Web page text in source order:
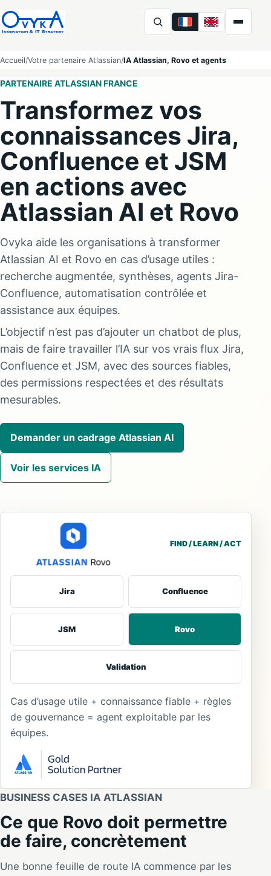
Ovyka FR EN
Accueil Votre partenaire Atlassian IA Atlassian, Rovo et agents
PARTENAIRE ATLASSIAN FRANCE
Transformez vos
connaissances Jira,
Confluence et JSM
en actions avec
Atlassian AI et Rovo
Ovyka aide les organisations à transformer
Atlassian AI et Rovo en cas d’usage utiles :
recherche augmentée, synthèses, agents Jira-
Confluence, automatisation contrôlée et
assistance aux équipes.
L’objectif n’est pas d’ajouter un chatbot de plus,
mais de faire travailler l’IA sur vos vrais flux Jira,
Confluence et JSM, avec des sources fiables,
des permissions respectées et des résultats
mesurables.
Demander un cadrage Atlassian AI
Voir les services IA
FIND / LEARN / ACT
Jira Confluence
JSM Rovo
Validation
Cas d’usage utile + connaissance fiable + règles
de gouvernance = agent exploitable par les
équipes.
BUSINESS CASES IA ATLASSIAN
Ce que Rovo doit permettre
de faire, concrètement
Une bonne feuille de route IA commence par les